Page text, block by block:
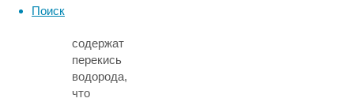
Поиск
содержат
перекись
водорода,
что